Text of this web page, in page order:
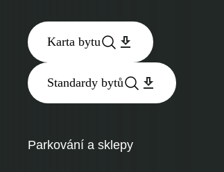
Karta bytu
Standardy bytů
Parkování a sklepy